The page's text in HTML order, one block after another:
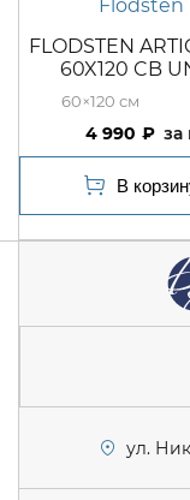
Flodsten
FLODSTEN
60X120 CB
60×120
4 990
ул.